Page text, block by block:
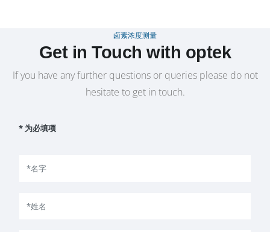
卤素浓度测量
Get in Touch with optek
If you have any further questions or queries please do not
hesitate to get in touch.
* 为必填项